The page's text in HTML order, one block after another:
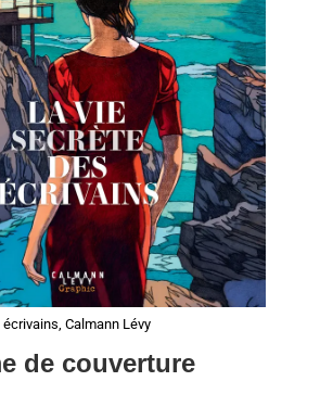
Calmann Lévy
de couverture